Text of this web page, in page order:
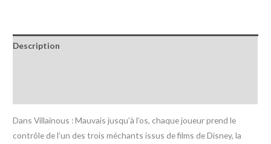
Description
Dans Villainous : Mauvais jusqu’à l’os, chaque joueur prend le
contrôle de l’un des trois méchants issus de films de Disney, la